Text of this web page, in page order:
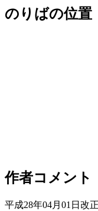
のりばの位置
作者コメント
平成28年04月01日改